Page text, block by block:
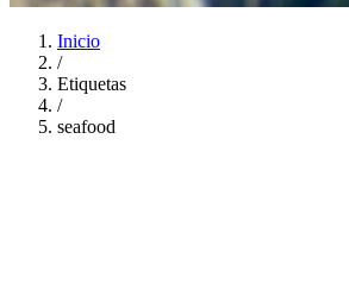
Inicio
/
Etiquetas
/
seafood